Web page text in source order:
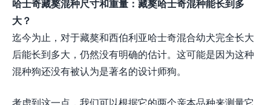
哈士奇藏獒混种尺寸和重量：藏獒哈士奇混种能长到多
大？
迄今为止，对于藏獒和西伯利亚哈士奇混合幼犬完全长大
后能长到多大，仍然没有明确的估计。这可能是因为这种
混种狗还没有被认为是著名的设计师狗。